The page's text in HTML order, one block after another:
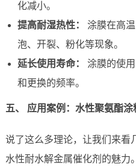
化减小。
提高耐湿热性：
涂膜在高
泡、开裂、粉化等现象。
延长使用寿命：
涂膜的使
和更换的频率。
五、 应用案例：水性聚氨酯
说了这么多理论，让我们来看
水性耐水解金属催化剂的魅力。